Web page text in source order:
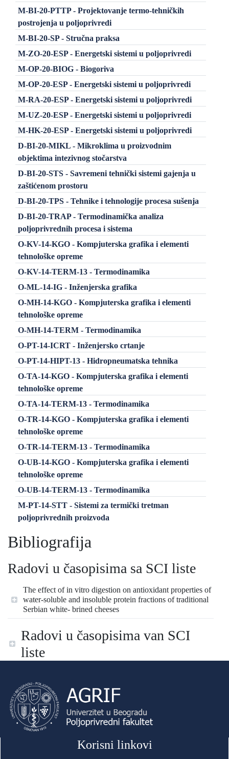
M-BI-20-PTTP - Projektovanje termo-tehničkih
postrojenja u poljoprivredi
M-BI-20-SP - Stručna praksa
M-ZO-20-ESP - Energetski sistemi u poljoprivredi
M-OP-20-BIOG - Biogoriva
M-OP-20-ESP - Energetski sistemi u poljoprivredi
M-RA-20-ESP - Energetski sistemi u poljoprivredi
M-UZ-20-ESP - Energetski sistemi u poljoprivredi
M-HK-20-ESP - Energetski sistemi u poljoprivredi
D-BI-20-MIKL - Mikroklima u proizvodnim
objektima intezivnog stočarstva
D-BI-20-STS - Savremeni tehnički sistemi gajenja u
zaštićenom prostoru
D-BI-20-TPS - Tehnike i tehnologije procesa sušenja
D-BI-20-TRAP - Termodinamička analiza
poljoprivrednih procesa i sistema
O-KV-14-KGO - Kompjuterska grafika i elementi
tehnološke opreme
O-KV-14-TERM-13 - Termodinamika
O-ML-14-IG - Inženjerska grafika
O-MH-14-KGO - Kompjuterska grafika i elementi
tehnološke opreme
O-MH-14-TERM - Termodinamika
O-PT-14-ICRT - Inženjersko crtanje
O-PT-14-HIPT-13 - Hidropneumatska tehnika
O-TA-14-KGO - Kompjuterska grafika i elementi
tehnološke opreme
O-TA-14-TERM-13 - Termodinamika
O-TR-14-KGO - Kompjuterska grafika i elementi
tehnološke opreme
O-TR-14-TERM-13 - Termodinamika
O-UB-14-KGO - Kompjuterska grafika i elementi
tehnološke opreme
O-UB-14-TERM-13 - Termodinamika
M-PT-14-STT - Sistemi za termički tretman
poljoprivrednih proizvoda
Bibliografija
Radovi u časopisima sa SCI liste
The effect of in vitro digestion on antioxidant properties of
water-soluble and insoluble protein fractions of traditional
Serbian white- brined cheeses
Radovi u časopisima van SCI
liste
Korisni linkovi